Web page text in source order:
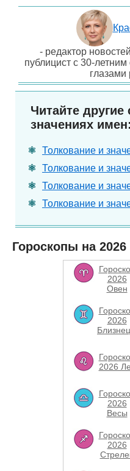
- редактор
публицист с 30-
глазами
Читайте другие
значениях имен:
Толкование и
Толкование и
Толкование и
Толкование и
Гороскопы на 2026
2026
Овен
2026
2026
2026
Весы
2026